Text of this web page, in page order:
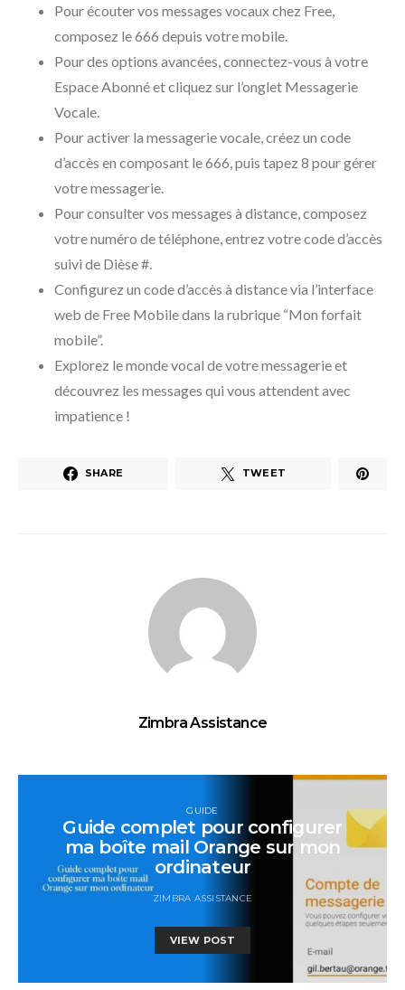
Pour écouter vos messages vocaux chez Free,
composez le 666 depuis votre mobile.
Pour des options avancées, connectez-vous à votre
Espace Abonné et cliquez sur l’onglet Messagerie
Vocale.
Pour activer la messagerie vocale, créez un code
d’accès en composant le 666, puis tapez 8 pour gérer
votre messagerie.
Pour consulter vos messages à distance, composez
votre numéro de téléphone, entrez votre code d’accès
suivi de Dièse #.
Configurez un code d’accès à distance via l’interface
web de Free Mobile dans la rubrique “Mon forfait
mobile”.
Explorez le monde vocal de votre messagerie et
découvrez les messages qui vous attendent avec
impatience !
SHARE TWEET
Zimbra Assistance
GUIDE
Guide complet pour configurer
ma boîte mail Orange sur mon
ordinateur
ZIMBRA ASSISTANCE
VIEW POST